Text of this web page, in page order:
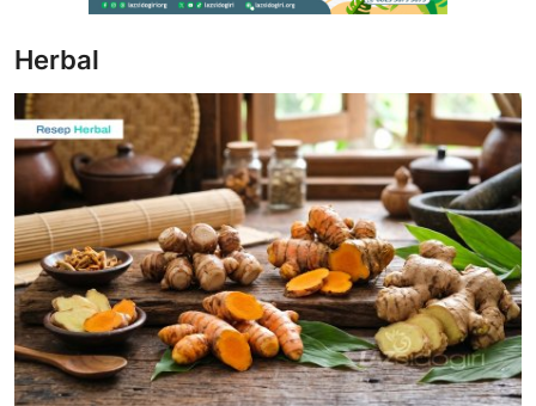
Konsultasi ZIS
Publikasi
Edukasi ZIS
Contact
Majalah
Gallery
Donasi
Herbal